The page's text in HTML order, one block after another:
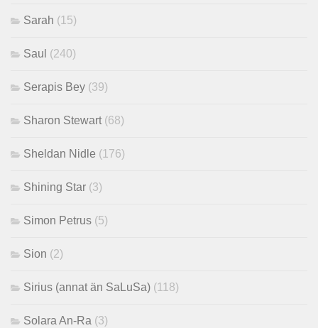
Sarah (15)
Saul (240)
Serapis Bey (39)
Sharon Stewart (68)
Sheldan Nidle (176)
Shining Star (3)
Simon Petrus (5)
Sion (2)
Sirius (annat än SaLuSa) (118)
Solara An-Ra (3)